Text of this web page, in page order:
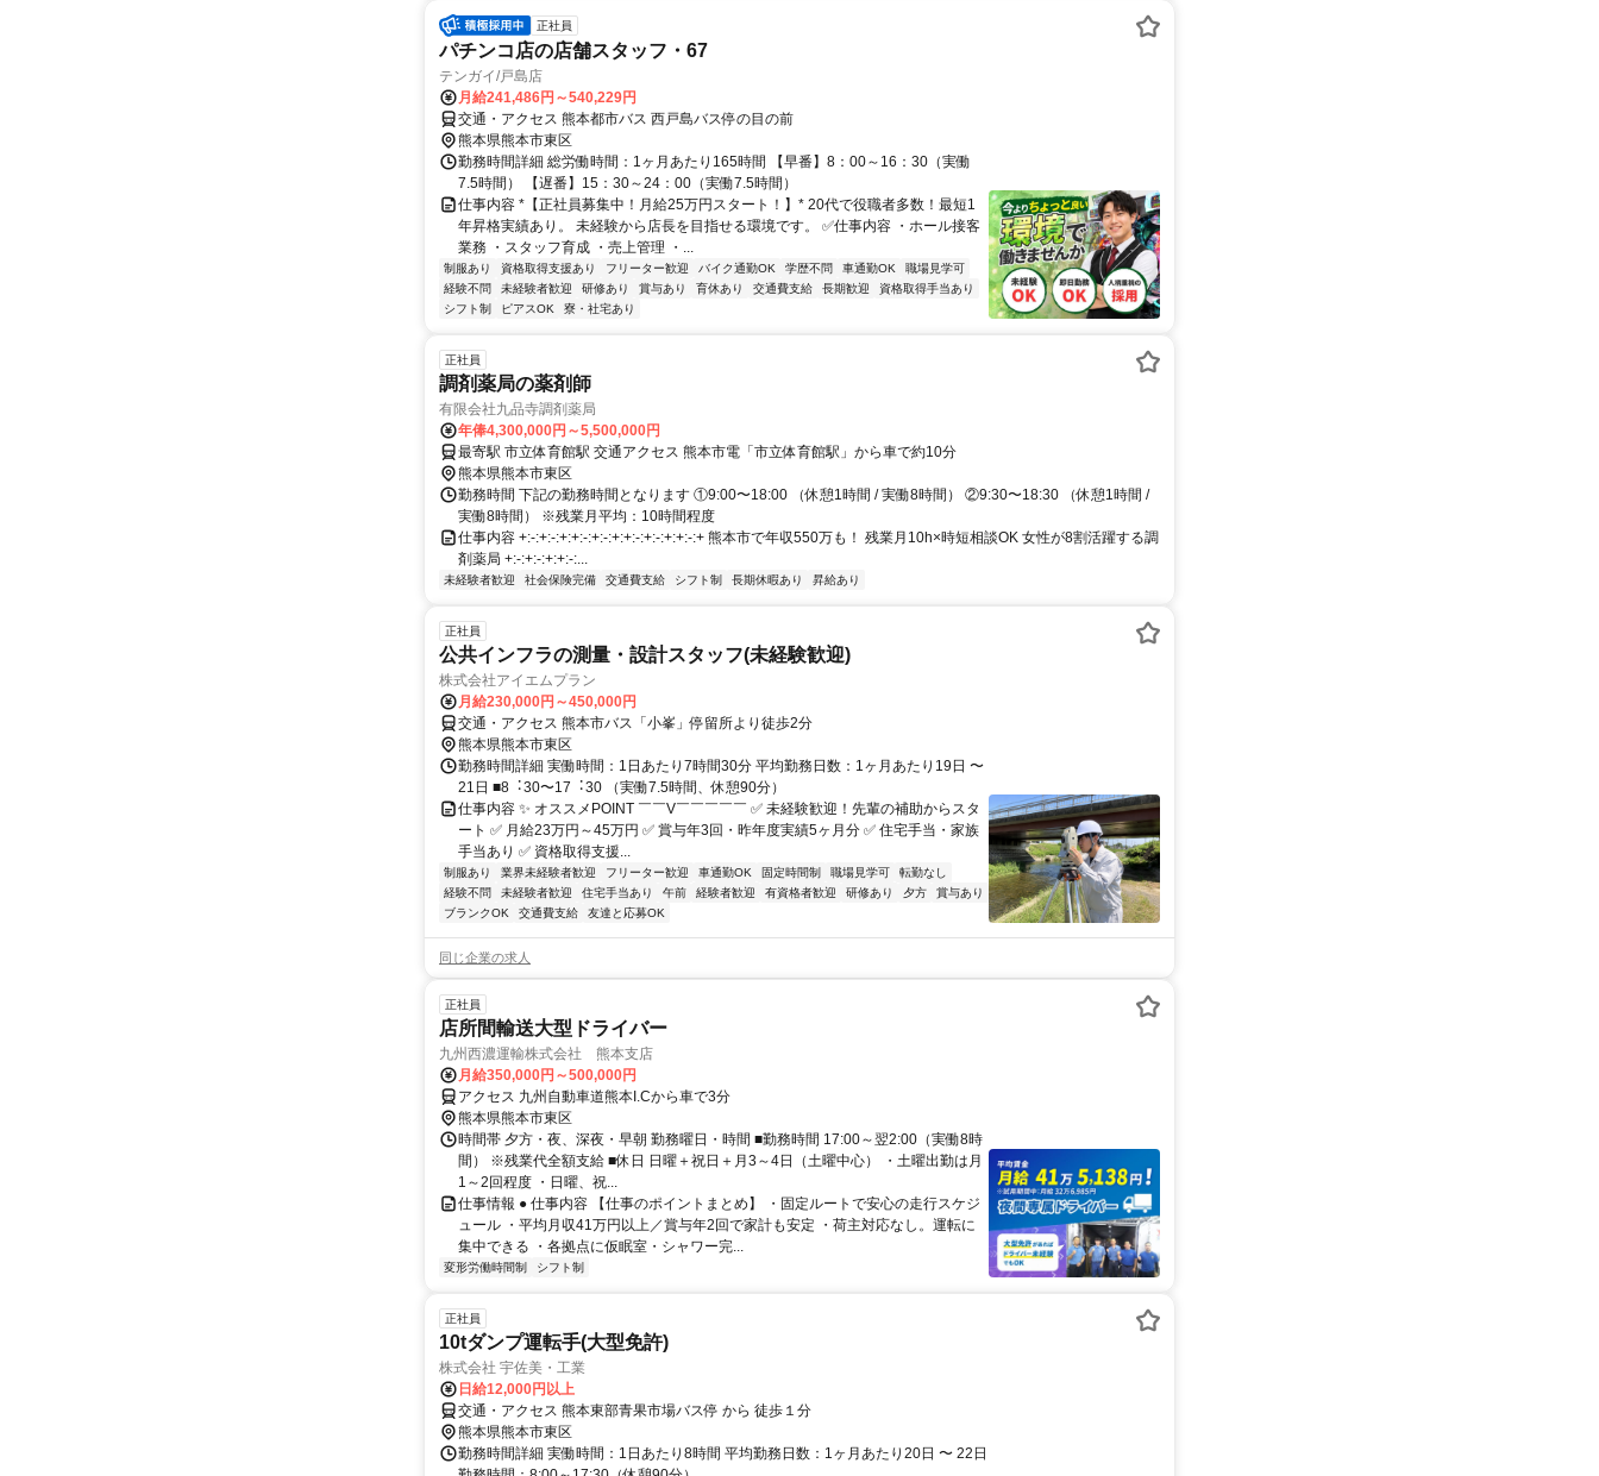
正社員
パチンコ店の店舗スタッフ・67
テンガイ/戸島店
月給241,486円～540,229円
交通・アクセス 熊本都市バス 西戸島バス停の目の前
熊本県熊本市東区
勤務時間詳細 総労働時間：1ヶ月あたり165時間 【早番】8：00～16：30（実働
7.5時間） 【遅番】15：30～24：00（実働7.5時間）
仕事内容 *【正社員募集中！月給25万円スタート！】* 20代で役職者多数！最短1
年昇格実績あり。 未経験から店長を目指せる環境です。 ✅️仕事内容 ・ホール接客
業務 ・スタッフ育成 ・売上管理 ・...
制服あり 資格取得支援あり フリーター歓迎 バイク通勤OK 学歴不問 車通勤OK
職場見学可
経験不問
未経験者歓迎 研修あり 賞与あり 育休あり 交通費支給 長期歓迎
資格取得手当あり
シフト制
ピアスOK 寮・社宅あり
正社員
調剤薬局の薬剤師
有限会社九品寺調剤薬局
年俸4,300,000円～5,500,000円
最寄駅 市立体育館駅 交通アクセス 熊本市電「市立体育館駅」から車で約10分
熊本県熊本市東区
勤務時間 下記の勤務時間となります ①9:00〜18:00 （休憩1時間 / 実働8時間） ②9:30〜18:30 （休憩1時間 /
実働8時間） ※残業月平均：10時間程度
仕事内容 +:-:+:-:+:+:-:+:-:+:+:-:+:-:+:+:-:+ 熊本市で年収550万も！ 残業月10h×時短相談OK 女性が8割活躍する調
剤薬局 +:-:+:-:+:+:-:...
未経験者歓迎 社会保険完備 交通費支給 シフト制 長期休暇あり 昇給あり
正社員
公共インフラの測量・設計スタッフ(未経験歓迎)
株式会社アイエムプラン
月給230,000円～450,000円
交通・アクセス 熊本市バス「小峯」停留所より徒歩2分
熊本県熊本市東区
勤務時間詳細 実働時間：1日あたり7時間30分 平均勤務日数：1ヶ月あたり19日 〜
21日 ■8︓30〜17︓30 （実働7.5時間、休憩90分）
仕事内容 ✨ オススメPOINT ￣￣V￣￣￣￣￣ ✅ 未経験歓迎！先輩の補助からスタ
ート ✅ 月給23万円～45万円 ✅ 賞与年3回・昨年度実績5ヶ月分 ✅ 住宅手当・家族
手当あり ✅ 資格取得支援...
制服あり 業界未経験者歓迎 フリーター歓迎 車通勤OK 固定時間制 職場見学可
転勤なし
経験不問
未経験者歓迎 住宅手当あり 午前 経験者歓迎 有資格者歓迎 研修あり 夕方
賞与あり
ブランクOK
交通費支給 友達と応募OK
同じ企業の求人
正社員
店所間輸送大型ドライバー
九州西濃運輸株式会社 熊本支店
月給350,000円～500,000円
アクセス 九州自動車道熊本I.Cから車で3分
熊本県熊本市東区
時間帯 夕方・夜、深夜・早朝 勤務曜日・時間 ■勤務時間 17:00～翌2:00（実働8時
間） ※残業代全額支給 ■休日 日曜＋祝日＋月3～4日（土曜中心） ・土曜出勤は月
1～2回程度 ・日曜、祝...
仕事情報 ● 仕事内容 【仕事のポイントまとめ】 ・固定ルートで安心の走行スケジ
ュール ・平均月収41万円以上／賞与年2回で家計も安定 ・荷主対応なし。運転に
集中できる ・各拠点に仮眠室・シャワー完...
変形労働時間制 シフト制
正社員
10tダンプ運転手(大型免許)
株式会社 宇佐美・工業
日給12,000円以上
交通・アクセス 熊本東部青果市場バス停 から 徒歩１分
熊本県熊本市東区
勤務時間詳細 実働時間：1日あたり8時間 平均勤務日数：1ヶ月あたり20日 〜 22日